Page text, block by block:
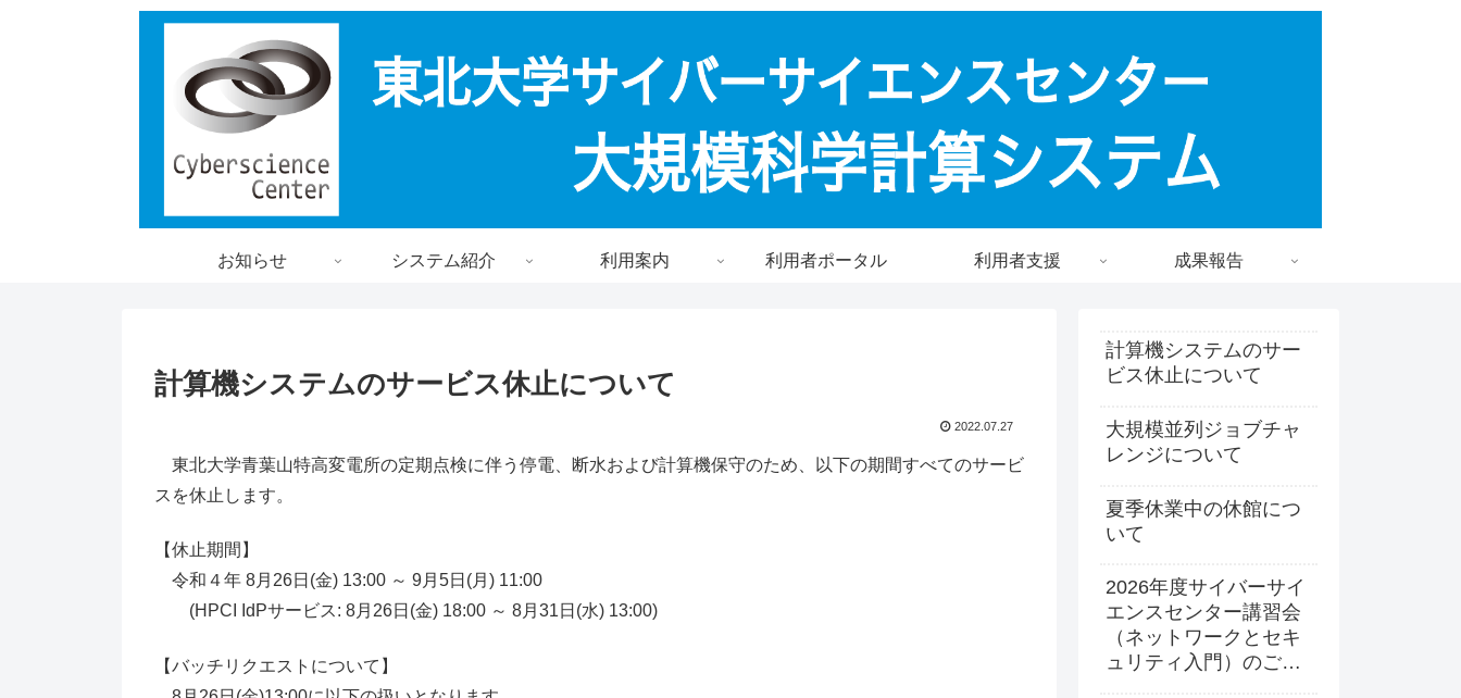
お知らせ システム紹介 利用案内 利用者ポータル 利用者支援 成果報告
計算機システムのサービス休止について
2022.07.27
東北大学青葉山特高変電所の定期点検に伴う停電、断水および計算機保守のため、以下の期間すべてのサービ
スを休止します。
【休止期間】
令和４年 8月26日(金) 13:00 ～ 9月5日(月) 11:00
(HPCI IdPサービス: 8月26日(金) 18:00 ～ 8月31日(水) 13:00)
【バッチリクエストについて】
計算機システムのサー
ビス休止について
大規模並列ジョブチャ
レンジについて
夏季休業中の休館につ
いて
2026年度サイバーサイ
エンスセンター講習会
（ネットワークとセキ
ュリティ入門）のご案